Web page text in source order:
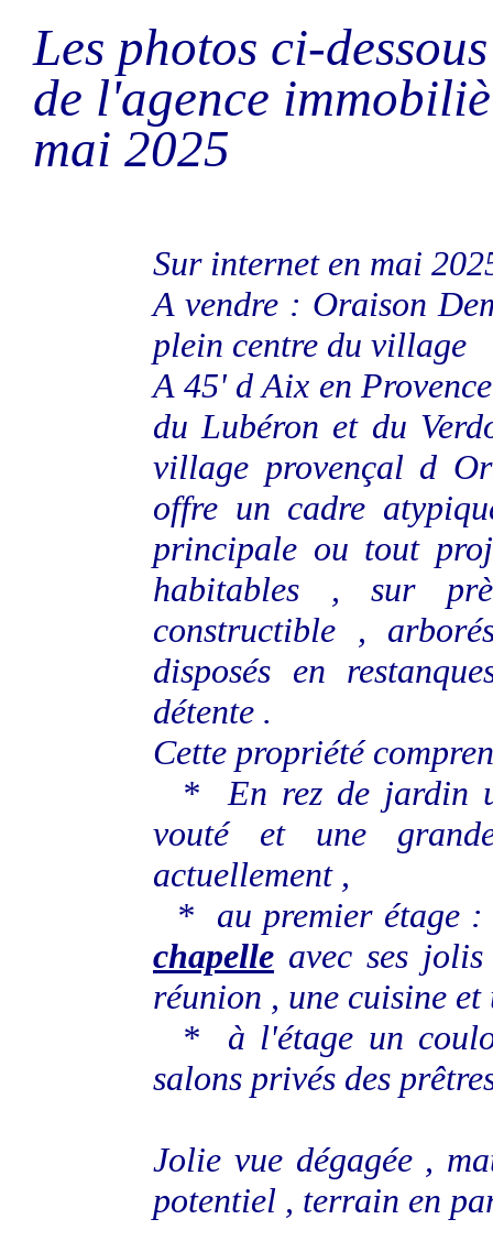
Les photos ci-
de l'agence
mai 2025
Sur internet en mai
A vendre : Oraison
plein centre du village
A 45' d Aix en
du Lubéron et du
village provençal d
offre un cadre
principale ou tout
habitables , sur
constructible ,
disposés en
détente .
Cette propriété
* En rez de jardin
vouté et une
actuellement ,
* au premier étage :
chapelle avec ses
réunion , une cuisine et
* à l'étage un
salons privés des
Jolie vue dégagée ,
potentiel , terrain en